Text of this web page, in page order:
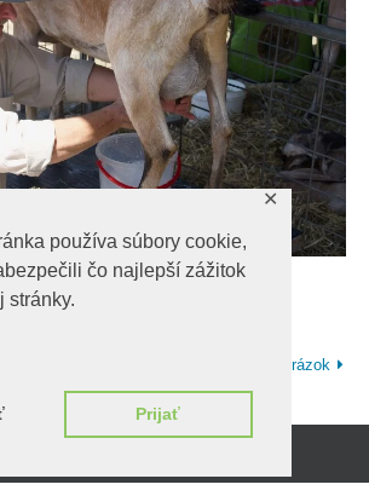
používa súbory cookie,
čo najlepší zážitok
stránky.
Prijať
✕
freepixabya
Ďalší obrázok